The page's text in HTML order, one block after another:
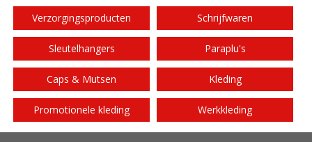
Verzorgingsproducten Schrijfwaren
Sleutelhangers Paraplu's
Caps & Mutsen Kleding
Promotionele kleding Werkkleding